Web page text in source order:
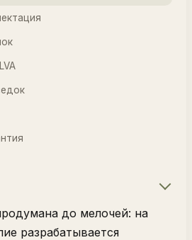
до мелочей: на
разрабатывается